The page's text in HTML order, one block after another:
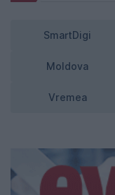
SmartDigi
Moldova
Vremea